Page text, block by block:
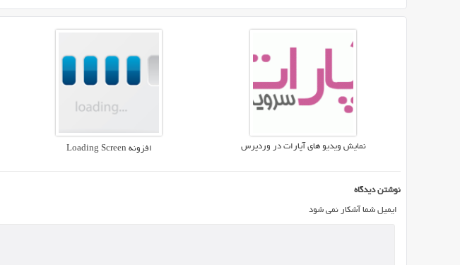
می
تیم
نمایش ویدیو های آپارات در وردپرس افزونه Loading Screen
نوشتن دیدگاه
ایمیل شما آشکار نمی شود